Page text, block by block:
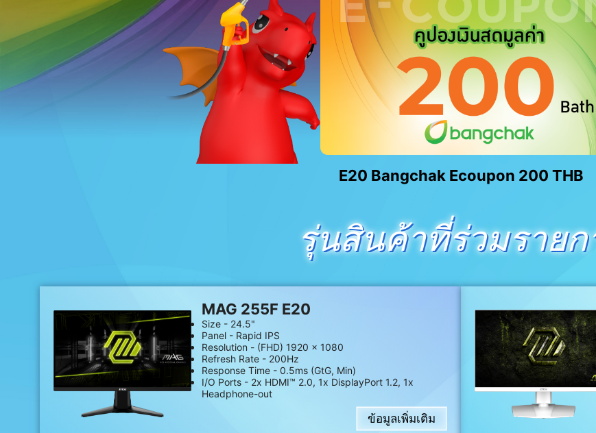
E20 Bangchak Ecoupon 200 THB
รุ่นสินค้าที่ร่วมรายก
MAG 255F E20
Size - 24.5"
Panel - Rapid IPS
Resolution - (FHD) 1920 x 1080
Refresh Rate - 200Hz
Response Time - 0.5ms (GtG, Min)
I/O Ports - 2x HDMI™ 2.0, 1x DisplayPort 1.2, 1x
Headphone-out
ข้อมูลเพิ่มเติม